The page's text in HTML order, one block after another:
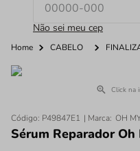
Não sei meu cep
O que você procura
Home CABELO
Click na
Código: P49847E1 OH
Sérum Reparador